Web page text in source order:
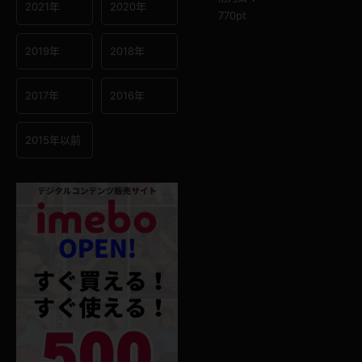
2021年 2020年
2019年 2018年
2017年 2016年
2015年以前
770pt